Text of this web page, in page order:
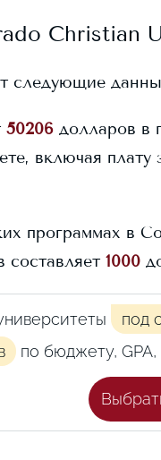
Christian
следующие
50206 долларов в
включая
программах в
составляет 1000
под
по бюджету,